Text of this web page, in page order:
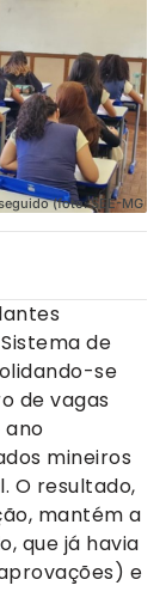
(foto: SEE-MG
de
se
de vagas
ano
mineiros
O resultado,
mantém a
que já havia
e